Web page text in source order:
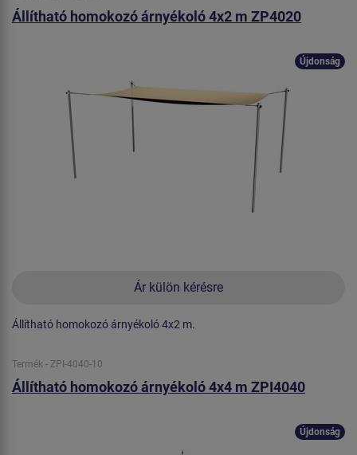
Állítható homokozó árnyékoló 4x2 m ZP4020
Ár külön kérésre
Újdonság
Állítható homokozó árnyékoló 4x2 m.
Termék - ZPI-4040-10
Állítható homokozó árnyékoló 4x4 m ZPI4040
Újdonság